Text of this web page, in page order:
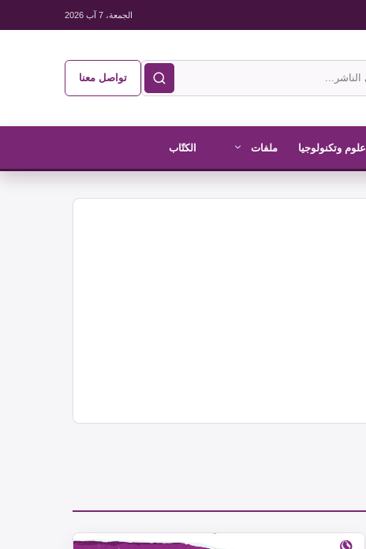
الجمعة، 7 آب 2026
تواصل معنا
علوم وتكنولوجيا ملفات الكتّاب